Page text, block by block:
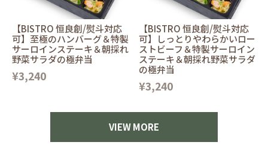
【BISTRO 恒良創/熨斗対応
可】至極のハンバーグ＆特製
サーロインステーキ＆朝採れ
野菜サラダの極弁当
¥3,240
【BISTRO 恒良創/熨斗対応
可】しっとりやわらかいロー
ストビーフ＆特製サーロイン
ステーキ＆朝採れ野菜サラダ
の極弁当
¥3,240
VIEW MORE